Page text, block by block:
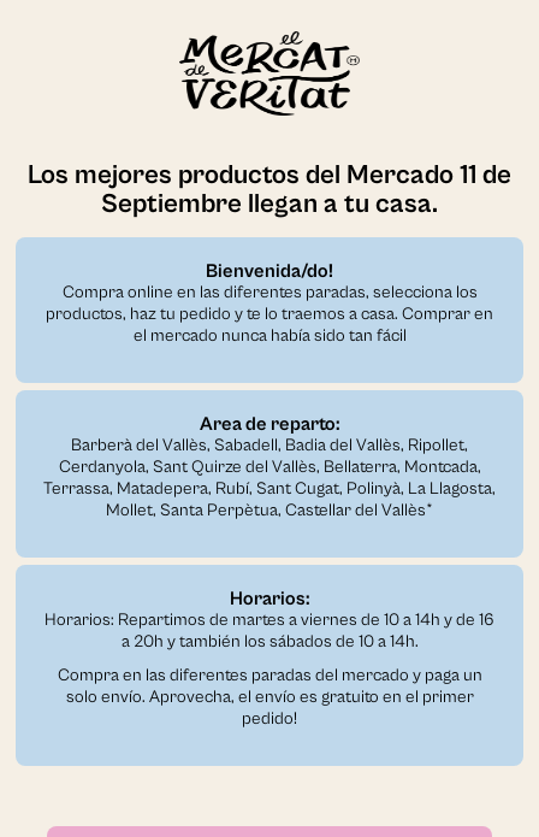
Los mejores productos del Mercado 11 de
Septiembre llegan a tu casa.
Bienvenida/do!
Compra online en las diferentes paradas, selecciona los
productos, haz tu pedido y te lo traemos a casa. Comprar en
el mercado nunca había sido tan fácil
Area de reparto:
Barberà del Vallès, Sabadell, Badia del Vallès, Ripollet,
Cerdanyola, Sant Quirze del Vallès, Bellaterra, Montcada,
Terrassa, Matadepera, Rubí, Sant Cugat, Polinyà, La Llagosta,
Mollet, Santa Perpètua, Castellar del Vallès*
Horarios:
Horarios: Repartimos de martes a viernes de 10 a 14h y de 16
a 20h y también los sábados de 10 a 14h.
Compra en las diferentes paradas del mercado y paga un
solo envío. Aprovecha, el envío es gratuito en el primer
pedido!